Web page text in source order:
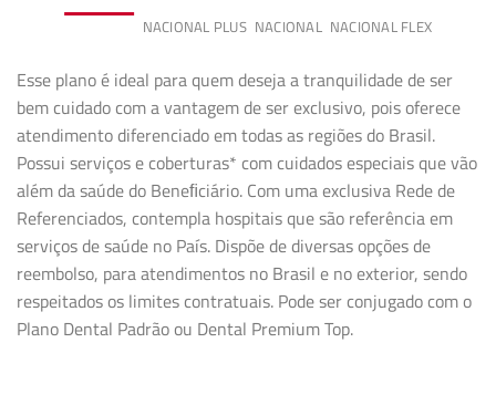
NACIONAL PLUS NACIONAL NACIONAL FLEX
Esse plano é ideal para quem deseja a tranquilidade de ser
bem cuidado com a vantagem de ser exclusivo, pois oferece
atendimento diferenciado em todas as regiões do Brasil.
Possui serviços e coberturas* com cuidados especiais que vão
além da saúde do Beneﬁciário. Com uma exclusiva Rede de
Referenciados, contempla hospitais que são referência em
serviços de saúde no País. Dispõe de diversas opções de
reembolso, para atendimentos no Brasil e no exterior, sendo
respeitados os limites contratuais. Pode ser conjugado com o
Plano Dental Padrão ou Dental Premium Top.